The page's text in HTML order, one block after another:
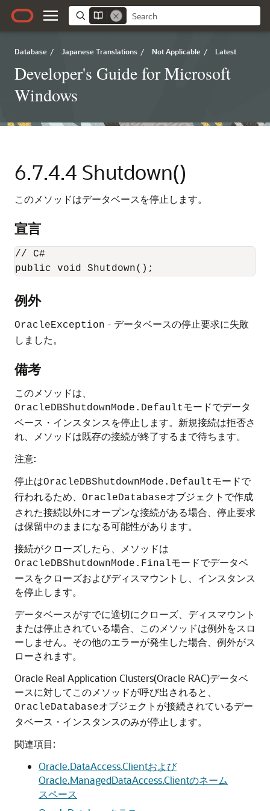
Database / Japanese Translations / Not Applicable / Latest
Developer's Guide for Microsoft
Windows
6.7.4.4 Shutdown()
このメソッドはデータベースを停止します。
宣言
// C#
public void Shutdown();
例外
OracleException - データベースの停止要求に失敗
しました。
備考
このメソッドは、
OracleDBShutdownMode.Defaultモードでデータ
ベース・インスタンスを停止します。新規接続は拒否さ
れ、メソッドは既存の接続が終了するまで待ちます。
注意:
停止はOracleDBShutdownMode.Defaultモードで
行われるため、 OracleDatabaseオブジェクトで作成
された接続以外にオープンな接続がある場合、停止要求
は保留中のままになる可能性があります。
接続がクローズしたら、メソッドは
OracleDBShutdownMode.Finalモードでデータベ
ースをクローズおよびディスマウントし、インスタンス
を停止します。
データベースがすでに適切にクローズ、ディスマウント
または停止されている場合、このメソッドは例外をスロ
ーしません。その他のエラーが発生した場合、例外がス
ローされます。
Oracle Real Application Clusters(Oracle RAC)データベ
ースに対してこのメソッドが呼び出されると、
OracleDatabaseオブジェクトが接続されているデー
タベース・インスタンスのみが停止します。
関連項目:
Oracle.DataAccess.Clientおよび
Oracle.ManagedDataAccess.Clientのネーム
スペース